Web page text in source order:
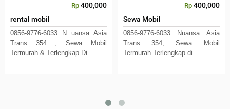
Rp 400,000
rental mobil
0856-9776-6033 N uansa Asia
Trans 354 , Sewa Mobil
Termurah & Terlengkap Di
Rp 400,000
Sewa Mobil
0856-9776-6033 Nuansa Asia
Trans 354, Sewa Mobil
Termurah Terlengkap di